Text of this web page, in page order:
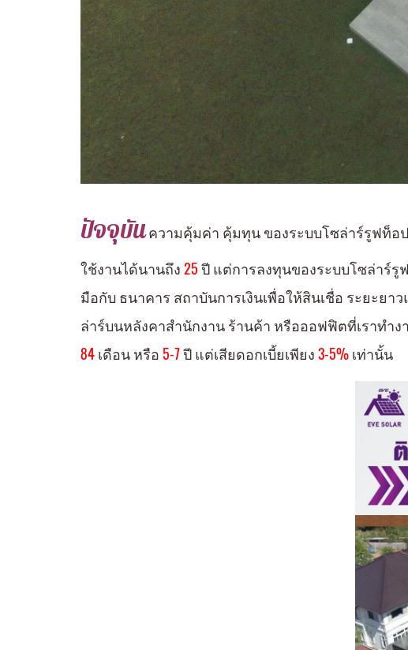
ปัจจุบันความคุ้มค่า คุ้มทุน ของระบบโซล่าร์รูฟท็อ
ใช้งานได้นานถึง 25 ปี แต่การลงทุนของระบบโซล่าร์รู
มือกับ ธนาคาร สถาบันการเงินเพื่อให้สินเชื่อ ระยะย
ล่าร์บนหลังคาสำนักงาน ร้านค้า หรือออฟฟิตที่เราทำง
84 เดือน หรือ 5-7ปี แต่เสียดอกเบี้ยเพียง 3-5% เท่านั้น